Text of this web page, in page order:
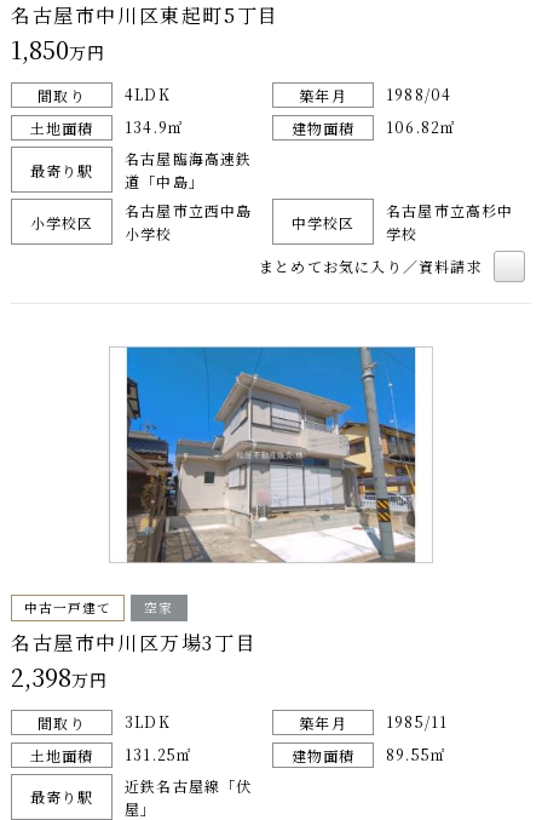
名古屋市中川区東起町5丁目
1,850万円
間取り 4LDK 築年月
1988/04
土地面積
134.9㎡ 建物面積 106.82㎡
最寄り駅
名古屋臨海高速鉄
道「中島」
小学校区
名古屋市立西中島
小学校
中学校区
名古屋市立高杉中
学校
まとめてお気に入り／資料請求
中古一戸建て 空家
名古屋市中川区万場3丁目
2,398万円
間取り 3LDK 築年月
1985/11
土地面積
131.25㎡ 建物面積 89.55㎡
最寄り駅
近鉄名古屋線「伏
屋」